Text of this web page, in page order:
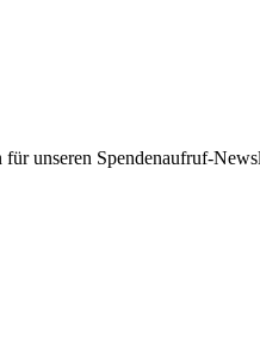
unseren Spendenaufruf-